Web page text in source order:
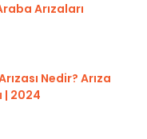
Arızaları
Nedir? Arıza
| 2024